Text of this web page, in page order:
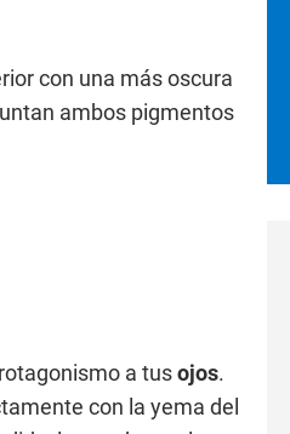
con una más oscura
ambos pigmentos
a tusojos.
con la yema del